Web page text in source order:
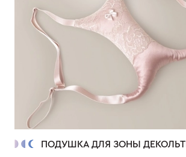
ПОДУШКА ДЛЯ ЗОНЫ